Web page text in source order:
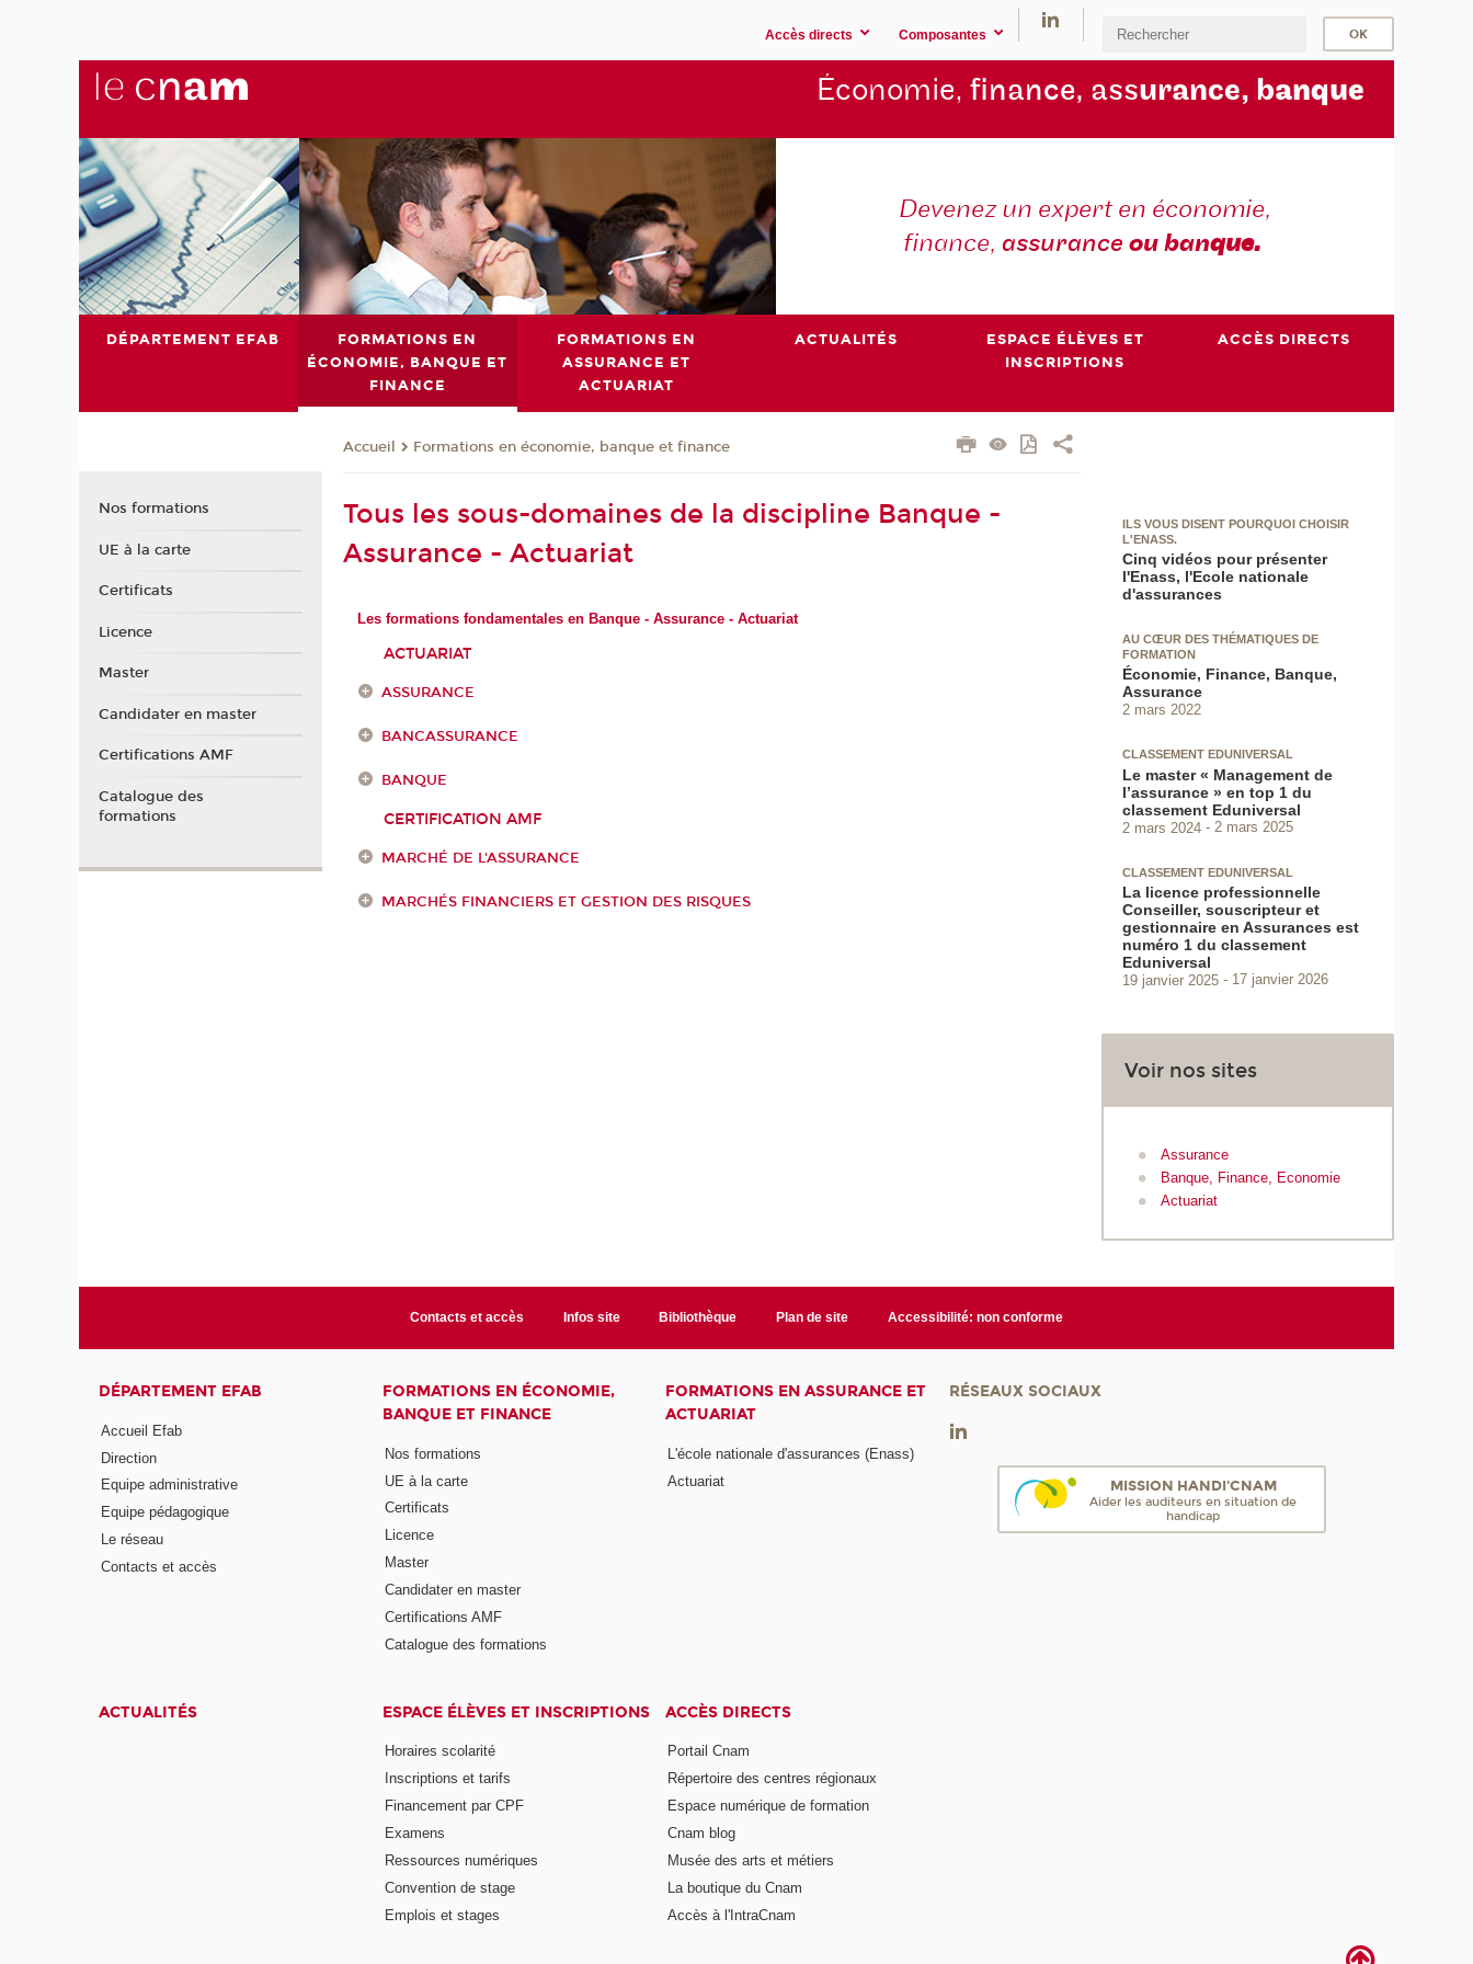
Accès directs Composantes
Économie, finance, assurance, banque
Devenez un expert en économie,
finance, assurance ou banque.
DÉPARTEMENT EFAB
FORMATIONS EN
ÉCONOMIE, BANQUE ET
FINANCE
FORMATIONS EN
ASSURANCE ET
ACTUARIAT
ACTUALITÉS
ESPACE ÉLÈVES ET
INSCRIPTIONS
ACCÈS DIRECTS
Accueil Formations en économie, banque et finance
Tous les sous-domaines de la discipline Banque -
Assurance - Actuariat
Les formations fondamentales en Banque - Assurance - Actuariat
ACTUARIAT
ASSURANCE
BANCASSURANCE
BANQUE
CERTIFICATION AMF
MARCHÉ DE L'ASSURANCE
MARCHÉS FINANCIERS ET GESTION DES RISQUES
ILS VOUS DISENT POURQUOI CHOISIR
L'ENASS.
Cinq vidéos pour présenter
l'Enass, l'Ecole nationale
d'assurances
AU CŒUR DES THÉMATIQUES DE
FORMATION
Économie, Finance, Banque,
Assurance
2 mars 2022
CLASSEMENT EDUNIVERSAL
Le master « Management de
l’assurance » en top 1 du
classement Eduniversal
2 mars 2024 2 mars 2025
CLASSEMENT EDUNIVERSAL
La licence professionnelle
Conseiller, souscripteur et
gestionnaire en Assurances est
numéro 1 du classement
Eduniversal
19 janvier 2025 17 janvier 2026
Voir nos sites
Assurance
Banque, Finance, Economie
Actuariat
Nos formations
UE à la carte
Certificats
Licence
Master
Candidater en master
Certifications AMF
Catalogue des
formations
Contacts et accès Infos site Bibliothèque Plan de site Accessibilité: non conforme
DÉPARTEMENT EFAB
Accueil Efab
Direction
Equipe administrative
Equipe pédagogique
Le réseau
Contacts et accès
FORMATIONS EN ÉCONOMIE,
BANQUE ET FINANCE
Nos formations
UE à la carte
Certificats
Licence
Master
Candidater en master
Certifications AMF
Catalogue des formations
FORMATIONS EN ASSURANCE ET
ACTUARIAT
L'école nationale d'assurances (Enass)
Actuariat
ACTUALITÉS ESPACE ÉLÈVES ET INSCRIPTIONS
Horaires scolarité
Inscriptions et tarifs
Financement par CPF
Examens
Ressources numériques
Convention de stage
Emplois et stages
ACCÈS DIRECTS
Portail Cnam
Répertoire des centres régionaux
Espace numérique de formation
Cnam blog
Musée des arts et métiers
La boutique du Cnam
Accès à l'IntraCnam
RÉSEAUX SOCIAUX
MISSION HANDI'CNAM
Aider les auditeurs en situation de
handicap